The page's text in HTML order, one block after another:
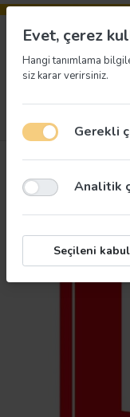
Evet, çerez
Hangi tanımlama
siz karar verirsiniz.
Gerekli
Analitik
Seçileni